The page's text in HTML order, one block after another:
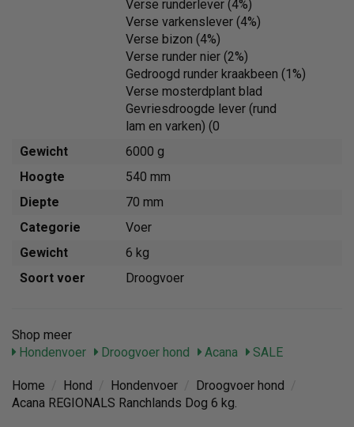
Verse runderlever (4%)
Verse varkenslever (4%)
Verse bizon (4%)
Verse runder nier (2%)
Gedroogd runder kraakbeen (1%)
Verse mosterdplant blad
Gevriesdroogde lever (rund
lam en varken) (0
Gewicht
6000 g
Hoogte
540 mm
Diepte
70 mm
Categorie
Voer
Gewicht
6 kg
Soort voer
Droogvoer
Shop meer
Hondenvoer
Droogvoer hond Acana SALE
Home Hond Hondenvoer Droogvoer hond
Acana REGIONALS Ranchlands Dog 6 kg.